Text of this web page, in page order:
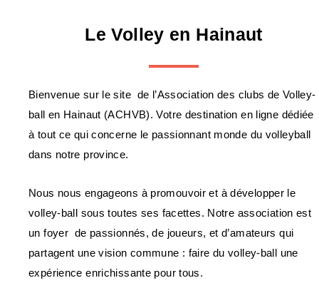
Le Volley en Hainaut
Bienvenue sur le site de l’Association des clubs de Volley-
ball en Hainaut (ACHVB). Votre destination en ligne dédiée
à tout ce qui concerne le passionnant monde du volleyball
dans notre province.
Nous nous engageons à promouvoir et à développer le
volley-ball sous toutes ses facettes. Notre association est
un foyer de passionnés, de joueurs, et d’amateurs qui
partagent une vision commune : faire du volley-ball une
expérience enrichissante pour tous.